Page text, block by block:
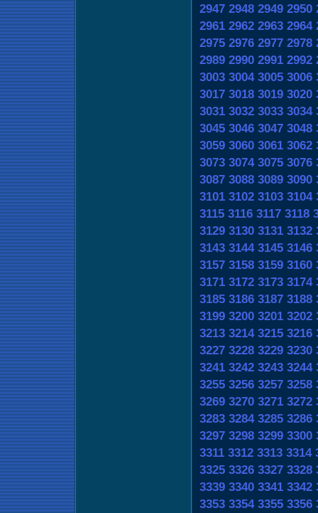
2947 2948 2949 2950
2961 2962 2963 2964
2975 2976 2977 2978
2989 2990 2991 2992
3003 3004 3005 3006
3017 3018 3019 3020
3031 3032 3033 3034
3045 3046 3047 3048
3059 3060 3061 3062
3073 3074 3075 3076
3087 3088 3089 3090
3101 3102 3103 3104
3115 3116 3117 3118
3129 3130 3131 3132
3143 3144 3145 3146
3157 3158 3159 3160
3171 3172 3173 3174
3185 3186 3187 3188
3199 3200 3201 3202
3213 3214 3215 3216
3227 3228 3229 3230
3241 3242 3243 3244
3255 3256 3257 3258
3269 3270 3271 3272
3283 3284 3285 3286
3297 3298 3299 3300
3311 3312 3313 3314
3325 3326 3327 3328
3339 3340 3341 3342
3353 3354 3355 3356